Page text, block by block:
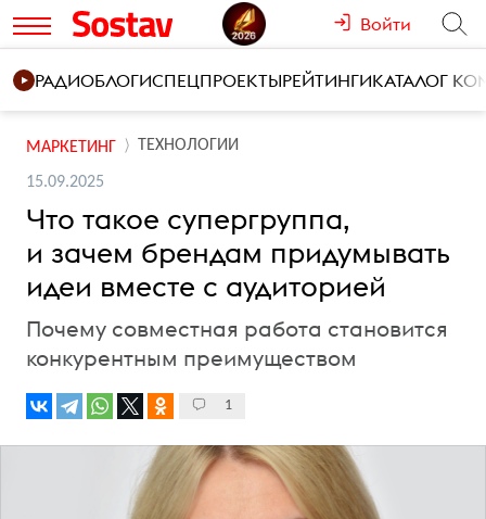
Войти
РАДИОБЛОГИСПЕЦПРОЕКТЫРЕЙТИНГИКАТАЛОГ
МАРКЕТИНГ ТЕХНОЛОГИИ
15.09.2025
Что такое супергруппа,
и зачем брендам придумывать
идеи вместе с аудиторией
Почему совместная работа становится
конкурентным преимуществом
1